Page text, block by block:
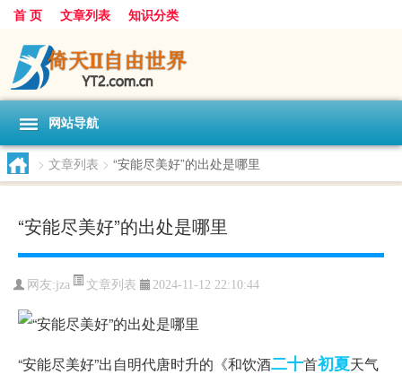
首 页 文章列表 知识分类
网站导航
> 文章列表 > “安能尽美好”的出处是哪里
“安能尽美好”的出处是哪里
网友:jza 文章列表 2024-11-12 22:10:44
“安能尽美好”出自明代唐时升的《和饮酒二十首初夏天气